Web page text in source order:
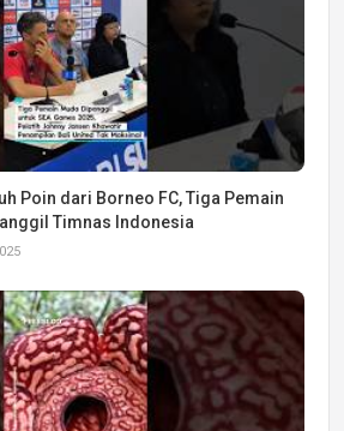
Poin dari Borneo FC, Tiga Pemain
Timnas Indonesia